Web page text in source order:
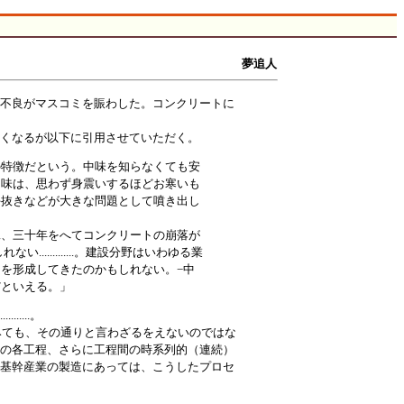
夢追人
良がマスコミを賑わした。コンクリートに
なるが以下に引用させていただく。
徴だという。中味を知らなくても安
は、思わず身震いするほどお寒いも
きなどが大きな問題として噴き出し
三十年をへてコンクリートの崩落が
ない.............。建設分野はいわゆる業
形成してきたのかもしれない。−中
いえる。」
。
も、その通りと言わざるをえないのではな
工程、さらに工程間の時系列的（連続）
幹産業の製造にあっては、こうしたプロセ